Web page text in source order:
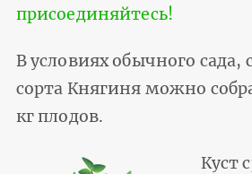
присоединяйтесь!
В условиях обычного сада,
сорта Княгиня можно
кг плодов.
Куст